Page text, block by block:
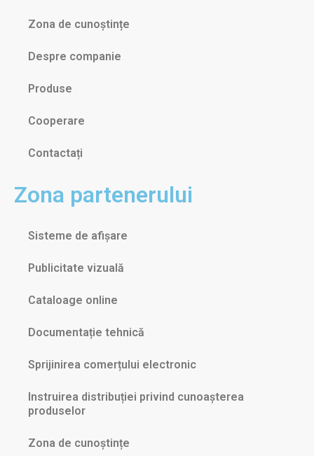
Zona de cunoștințe
Despre companie
Produse
Cooperare
Contactați
Zona partenerului
Sisteme de afișare
Publicitate vizuală
Cataloage online
Documentație tehnică
Sprijinirea comerțului electronic
Instruirea distribuției privind cunoașterea
produselor
Zona de cunoștințe